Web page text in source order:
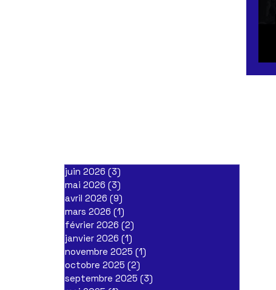
juin 2026 (3)
mai 2026 (3)
avril 2026 (9)
mars 2026 (1)
février 2026 (2)
janvier 2026 (1)
novembre 2025 (1)
octobre 2025 (2)
septembre 2025 (3)